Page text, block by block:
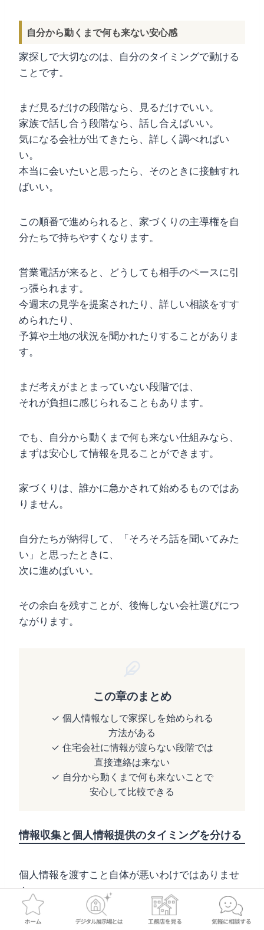
自分から動くまで何も来ない安心感
家探しで大切なのは、自分のタイミングで動ける
ことです。
まだ見るだけの段階なら、見るだけでいい。
家族で話し合う段階なら、話し合えばいい。
気になる会社が出てきたら、詳しく調べればい
い。
本当に会いたいと思ったら、そのときに接触すれ
ばいい。
この順番で進められると、家づくりの主導権を自
分たちで持ちやすくなります。
営業電話が来ると、どうしても相手のペースに引
っ張られます。
今週末の見学を提案されたり、詳しい相談をすす
められたり、
予算や土地の状況を聞かれたりすることがありま
す。
まだ考えがまとまっていない段階では、
それが負担に感じられることもあります。
でも、自分から動くまで何も来ない仕組みなら、
まずは安心して情報を見ることができます。
家づくりは、誰かに急かされて始めるものではあ
りません。
自分たちが納得して、「そろそろ話を聞いてみた
い」と思ったときに、
次に進めばいい。
その余白を残すことが、後悔しない会社選びにつ
ながります。
この章のまとめ
✓ 個人情報なしで家探しを始められる
方法がある
✓ 住宅会社に情報が渡らない段階では
直接連絡は来ない
✓ 自分から動くまで何も来ないことで
安心して比較できる
情報収集と個人情報提供のタイミングを分ける
個人情報を渡すこと自体が悪いわけではありませ
ん。
住宅会社に相談する、見学予約をする、詳しい見